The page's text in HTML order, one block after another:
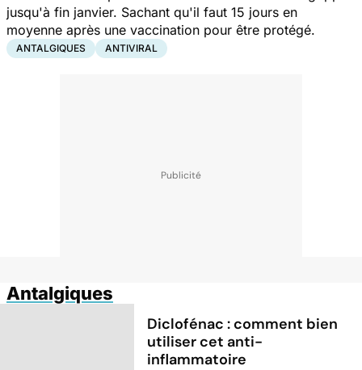
jusqu'à fin janvier. Sachant qu'il faut 15 jours en
moyenne après une vaccination pour être protégé.
ANTALGIQUES ANTIVIRAL
Antalgiques
Diclofénac : comment bien
utiliser cet anti-
inflammatoire